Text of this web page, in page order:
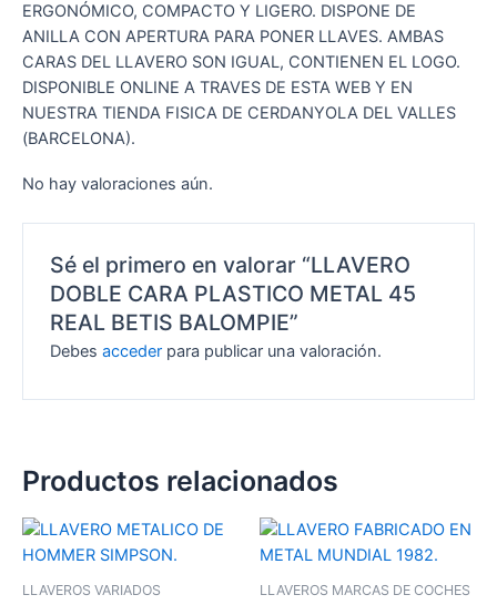
ERGONÓMICO, COMPACTO Y LIGERO. DISPONE DE
ANILLA CON APERTURA PARA PONER LLAVES. AMBAS
CARAS DEL LLAVERO SON IGUAL, CONTIENEN EL LOGO.
DISPONIBLE ONLINE A TRAVES DE ESTA WEB Y EN
NUESTRA TIENDA FISICA DE CERDANYOLA DEL VALLES
(BARCELONA).
No hay valoraciones aún.
Sé el primero en valorar “LLAVERO
DOBLE CARA PLASTICO METAL 45
REAL BETIS BALOMPIE”
Debesacceder para publicar una valoración.
Productos relacionados
LLAVEROS VARIADOS LLAVEROS MARCAS DE COCHES